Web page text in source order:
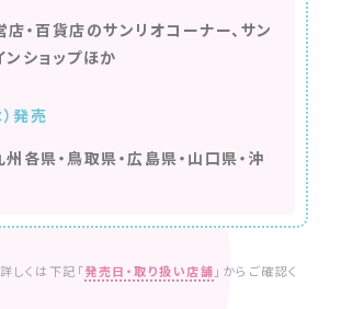
・百貨店のサンリオコーナー、サン
ンショップほか
発売
各県・鳥取県・広島県・山口県・沖
しくは下記「発売日・取り扱い店舗 」からご確認く